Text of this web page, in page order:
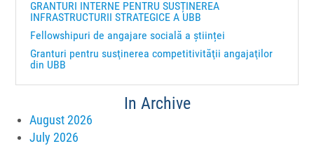
GRANTURI INTERNE PENTRU SUSȚINEREA
INFRASTRUCTURII STRATEGICE A UBB
Fellowshipuri de angajare socială a științei
Granturi pentru susţinerea competitivităţii angajaţilor
din UBB
In Archive
August 2026
July 2026